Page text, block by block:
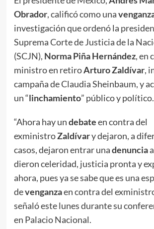
Obrador, calificó como una
investigación que ordenó la
Suprema Corte de Justicia de la
(SCJN), Norma Piña Hernández, en
ministro en retiroArturo Zaldívar,
campaña de Claudia Sheinbaum, y
un “linchamiento” público y político.
“Ahora hay undebateen contra del
exministroZaldívary dejaron, a
casos, dejaron entrar unadenuncia
dieron celeridad, justicia pronta y
ahora, pues ya se sabe que es una
devenganzaen contra del
señaló este lunes durante su
en Palacio Nacional.